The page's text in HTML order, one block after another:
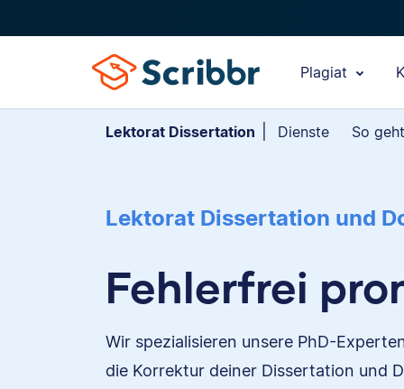
Plagiat
Lektorat Dissertation Dienste So
Lektorat Dissertation und
Fehlerfrei
Wir spezialisieren unsere PhD-
die Korrektur deiner Dissertation und